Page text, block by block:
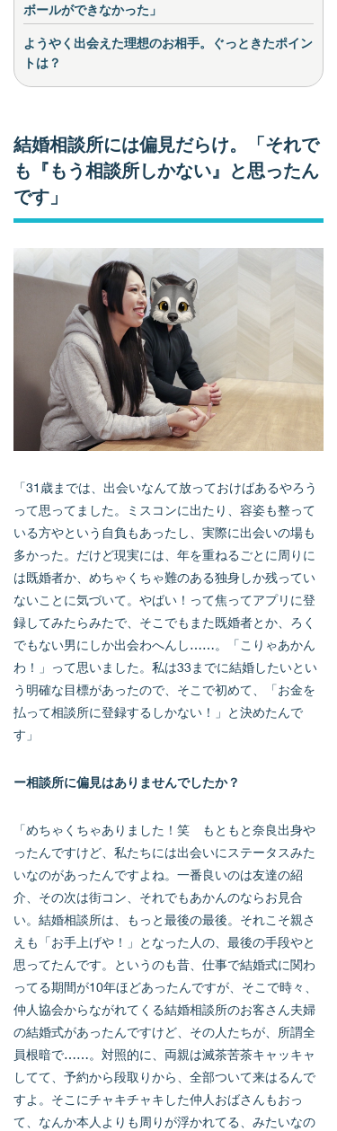
ボールができなかった」
ようやく出会えた理想のお相手。ぐっときたポイン
トは？
結婚相談所には偏見だらけ。「それで
も『もう相談所しかない』と思ったん
です」
「31歳までは、出会いなんて放っておけばあるやろう
って思ってました。ミスコンに出たり、容姿も整って
いる方やという自負もあったし、実際に出会いの場も
多かった。だけど現実には、年を重ねるごとに周りに
は既婚者か、めちゃくちゃ難のある独身しか残ってい
ないことに気づいて。やばい！って焦ってアプリに登
録してみたらみたで、そこでもまた既婚者とか、ろく
でもない男にしか出会わへんし……。「こりゃあかん
わ！」って思いました。私は33までに結婚したいとい
う明確な目標があったので、そこで初めて、「お金を
払って相談所に登録するしかない！」と決めたんで
す」
ー相談所に偏見はありませんでしたか？
「めちゃくちゃありました！笑 もともと奈良出身や
ったんですけど、私たちには出会いにステータスみた
いなのがあったんですよね。一番良いのは友達の紹
介、その次は街コン、それでもあかんのならお見合
い。結婚相談所は、もっと最後の最後。それこそ親さ
えも「お手上げや！」となった人の、最後の手段やと
思ってたんです。というのも昔、仕事で結婚式に関わ
ってる期間が10年ほどあったんですが、そこで時々、
仲人協会からながれてくる結婚相談所のお客さん夫婦
の結婚式があったんですけど、その人たちが、所謂全
員根暗で……。対照的に、両親は滅茶苦茶キャッキャ
してて、予約から段取りから、全部ついて来はるんで
すよ。そこにチャキチャキした仲人おばさんもおっ
て、なんか本人よりも周りが浮かれてる、みたいなの